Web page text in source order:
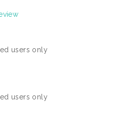
users only
users only